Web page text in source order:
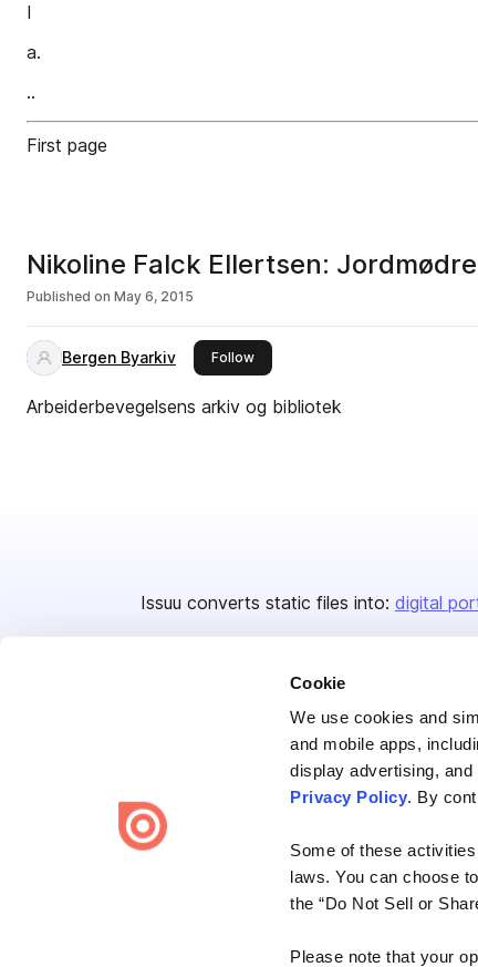
Cookie
We use cookies and
and mobile apps,
display advertising,
Privacy Policy. By
Some of these activities
laws. You can choose
the “Do Not Sell or
Please note that your
I
a.
..
First page
Nikoline Falck Ellertsen:
Published on May 6, 2015
Bergen Byarkiv Followthis publisher
Arbeiderbevegelsens arkiv og bibliotek
Issuu converts static files into: digital
Create once,